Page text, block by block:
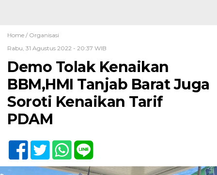
Home / Organisasi
Rabu, 31 Agustus 2022 - 20:37 WIB
Demo Tolak Kenaikan
BBM,HMI Tanjab Barat Juga
Soroti Kenaikan Tarif
PDAM